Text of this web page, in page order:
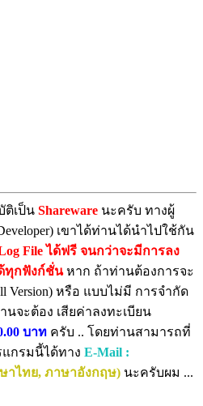
เป็น Shareware นะครับ ทางผู้
เขาได้ท่านได้นำไปใช้กัน
File ได้ฟรี จนกว่าจะมีการลง
ทุกฟังก์ชั่นหาก ถ้าท่านต้องการจะ
Version) หรือ แบบไม่มี การจำกัด
นจะต้อง เสียค่าลงทะเบียน
บาท ครับ .. โดยท่านสามารถที่
กรมนี้ได้ทาง E-Mail :
าไทย, ภาษาอังกฤษ) นะครับผม ...